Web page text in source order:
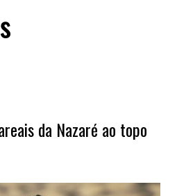
da Nazaré ao topo